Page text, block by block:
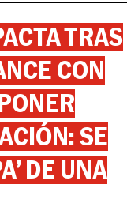
TRAS
CON
SE
DE UNA